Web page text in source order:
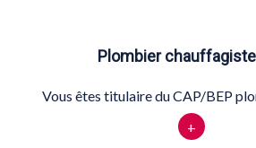
Plombier
Vous êtes titulaire du CAP/BEP
+